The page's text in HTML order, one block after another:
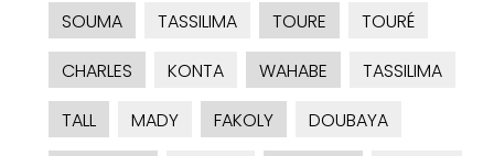
SOUMA
TASSILIMA TOURE
TOURÉ
CHARLES
KONTA WAHABE
TASSILIMA
TALL
MADY FAKOLY
DOUBAYA